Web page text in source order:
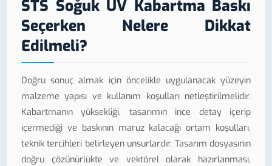
STS Soğuk UV Kabartma Baskı
Seçerken Nelere Dikkat
Edilmeli?
Doğru sonuç almak için öncelikle uygulanacak yüzeyin
malzeme yapısı ve kullanım koşulları netleştirilmelidir.
Kabartmanın yüksekliği, tasarımın ince detay içerip
içermediği ve baskının maruz kalacağı ortam koşulları,
teknik tercihleri belirleyen unsurlardır. Tasarım dosyasının
doğru çözünürlükte ve vektörel olarak hazırlanması,